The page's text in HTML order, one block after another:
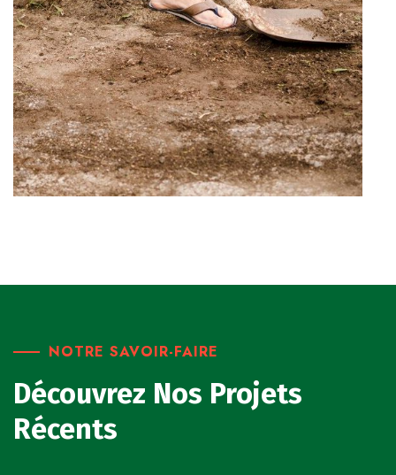
NOTRE SAVOIR-FAIRE
Découvrez Nos Projets
Récents